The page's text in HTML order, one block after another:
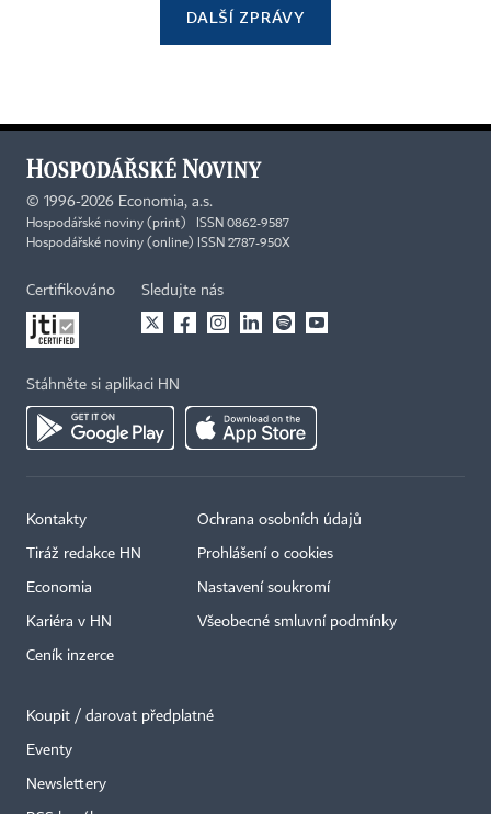
DALŠÍ ZPRÁVY
© 1996-2026 Economia, a.s.
Hospodářské noviny (print) ISSN 0862-9587
Hospodářské noviny (online) ISSN 2787-950X
Certifikováno Sledujte nás
Stáhněte si aplikaci HN
Kontakty
Tiráž redakce HN
Economia
Kariéra v HN
Ceník inzerce
Ochrana osobních údajů
Prohlášení o cookies
Nastavení soukromí
Všeobecné smluvní podmínky
Koupit / darovat předplatné
Eventy
Newslettery